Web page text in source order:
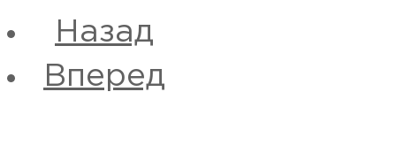
Назад
Вперед